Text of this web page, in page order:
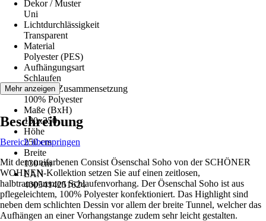
Dekor / Muster
Uni
Lichtdurchlässigkeit
Transparent
Material
Polyester (PES)
Aufhängungsart
Schlaufen
Material-Zusammensetzung
100% Polyester
Maße (BxH)
130x250
Höhe
250 cm
Breite
130 cm
EAN
4005414251624
Mehr anzeigen
Beschreibung
Bereich überspringen
Mit dem unifarbenen Consist Ösenschal Soho von der SCHÖNER
WOHNEN-Kollektion setzen Sie auf einen zeitlosen,
halbtransparenten Schlaufenvorhang. Der Ösenschal Soho ist aus
pflegeleichtem, 100% Polyester konfektioniert. Das Highlight sind
neben dem schlichten Dessin vor allem der breite Tunnel, welcher das
Aufhängen an einer Vorhangstange zudem sehr leicht gestalten.